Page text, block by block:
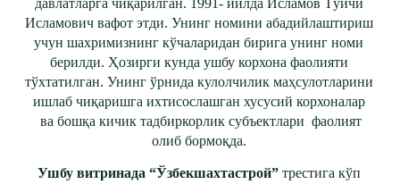
давлатларга чиқарилган. 1991- йилда Исламов Тўйчи
Исламович вафот этди. Унинг номини абадийлаштириш
учун шахримизнинг кўчаларидан бирига унинг номи
берилди. Ҳозирги кунда ушбу корхона фаолияти
тўхтатилган. Унинг ўрнида кулолчилик маҳсулотларини
ишлаб чиқаришга ихтисослашган хусусий корхоналар
ва бошқа кичик тадбиркорлик субъектлари фаолият
олиб бормоқда.
Ушбу витринада “Ўзбекшахтастрой”трестига кўп